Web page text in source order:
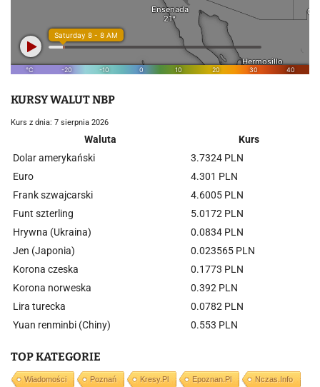
KURSY WALUT NBP
Kurs z dnia: 7 sierpnia 2026
Waluta
Kurs
Dolar amerykański
3.7324 PLN
Euro
4.301 PLN
Frank szwajcarski
4.6005 PLN
Funt szterling
5.0172 PLN
Hrywna (Ukraina)
0.0834 PLN
Jen (Japonia)
0.023565 PLN
Korona czeska
0.1773 PLN
Korona norweska
0.392 PLN
Lira turecka
0.0782 PLN
Yuan renminbi (Chiny)
0.553 PLN
TOP KATEGORIE
Wiadomości Poznań Kresy.pl Epoznan.pl Nczas.info